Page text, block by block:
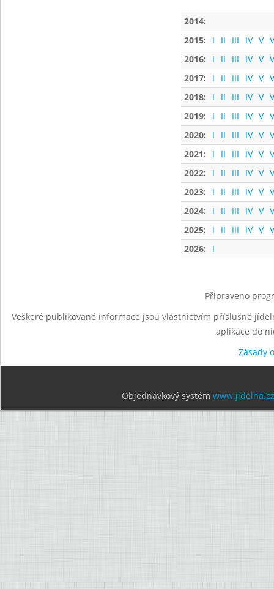
2014:
2015:
I II III IV V
2016:
I II III IV V
2017:
I II III IV V
2018:
I II III IV V
2019:
I II III IV V
2020:
I II III IV V
2021:
I II III IV V
2022:
I II III IV V
2023:
I II III IV V
2024:
I II III IV V
2025:
I II III IV V
2026:
I
Připraveno
Veškeré publikované informace jsou vlastnictvím příslušné
aplikace do
Zásady
Objednávkový systém www.jidelna.cz